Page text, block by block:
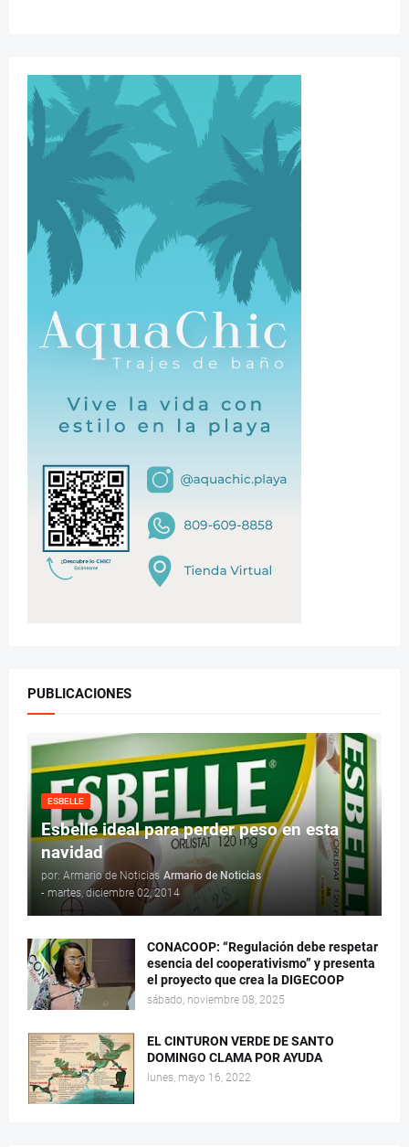
PUBLICACIONES
ESBELLE
Esbelle ideal para perder peso en esta
navidad
por: Armario de Noticias Armario de Noticias
- martes, diciembre 02, 2014
CONACOOP: “Regulación debe respetar
esencia del cooperativismo” y presenta
el proyecto que crea la DIGECOOP
sábado, noviembre 08, 2025
EL CINTURON VERDE DE SANTO
DOMINGO CLAMA POR AYUDA
lunes, mayo 16, 2022